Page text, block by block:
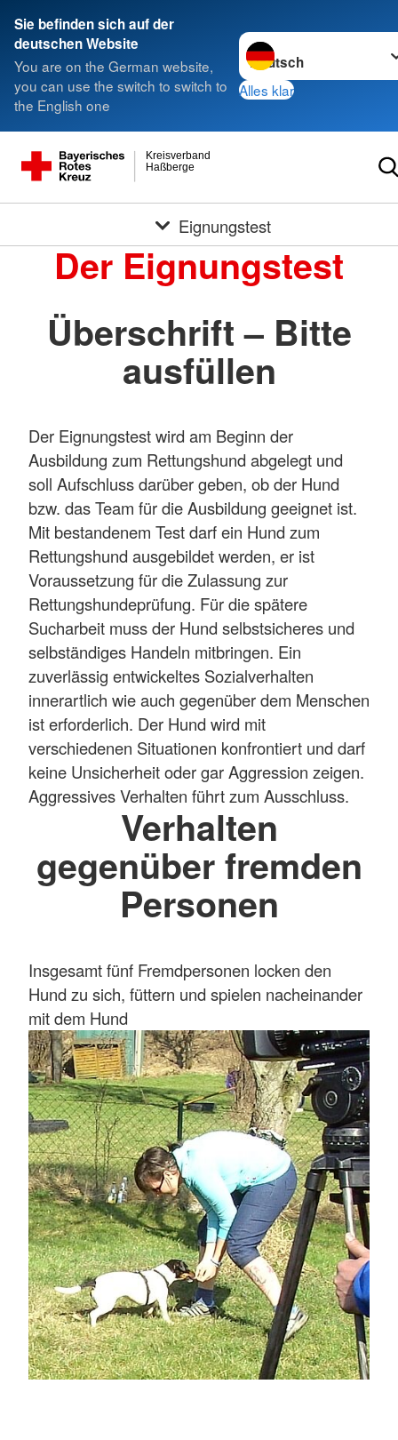
Sie befinden sich auf der
deutschen Website
You are on the German website,
you can use the switch to switch to
the English one
Sprache wechseln zu
Alles klar
Haßberge
Kreisverband
Eignungstest
Der Eignungstest
Überschrift – Bitte
ausfüllen
Der Eignungstest wird am Beginn der
Ausbildung zum Rettungshund abgelegt und
soll Aufschluss darüber geben, ob der Hund
bzw. das Team für die Ausbildung geeignet ist.
Mit bestandenem Test darf ein Hund zum
Rettungshund ausgebildet werden, er ist
Voraussetzung für die Zulassung zur
Rettungshundeprüfung. Für die spätere
Sucharbeit muss der Hund selbstsicheres und
selbständiges Handeln mitbringen. Ein
zuverlässig entwickeltes Sozialverhalten
innerartlich wie auch gegenüber dem Menschen
ist erforderlich. Der Hund wird mit
verschiedenen Situationen konfrontiert und darf
keine Unsicherheit oder gar Aggression zeigen.
Aggressives Verhalten führt zum Ausschluss.
Verhalten
gegenüber fremden
Personen
Insgesamt fünf Fremdpersonen locken den
Hund zu sich, füttern und spielen nacheinander
mit dem Hund